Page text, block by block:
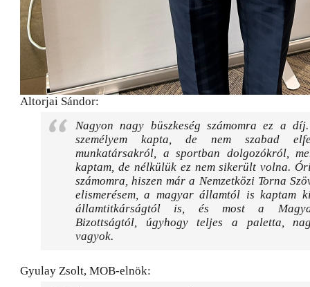
Altorjai Sándor:
Nagyon nagy büszkeség számomra ez a
személyem kapta, de nem szabad
munkatársakról, a sportban dolgozókról,
kaptam, de nélkülük ez nem sikerült volna.
számomra, hiszen már a Nemzetközi Torna
elismerésem, a magyar államtól is kaptam
államtitkárságtól is, és most a
Bizottságtól, úgyhogy teljes a paletta,
vagyok.
Gyulay Zsolt, MOB-elnök: